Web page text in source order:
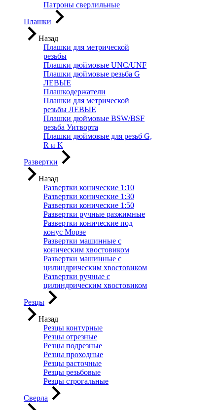
Патроны сверлильные
Плашки
Назад
Плашки для метрической
резьбы
Плашки дюймовые UNC/UNF
Плашки дюймовые резьба G
ЛЕВЫЕ
Плашкодержатели
Плашки для метрической
резьбы ЛЕВЫЕ
Плашки дюймовые BSW/BSF
резьба Уитворта
Плашки дюймовые для резьб G,
R и K
Развертки
Назад
Развертки конические 1:10
Развертки конические 1:30
Развертки конические 1:50
Развертки ручные разжимные
Развертки конические под
конус Морзе
Развертки машинные с
коническим хвостовиком
Развертки машинные с
цилиндрическим хвостовиком
Развертки ручные с
цилиндрическим хвостовиком
Резцы
Назад
Резцы контурные
Резцы отрезные
Резцы подрезные
Резцы проходные
Резцы расточные
Резцы резьбовые
Резцы строгальные
Сверла